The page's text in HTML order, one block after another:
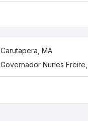
Carutapera, MA
Governador Nunes